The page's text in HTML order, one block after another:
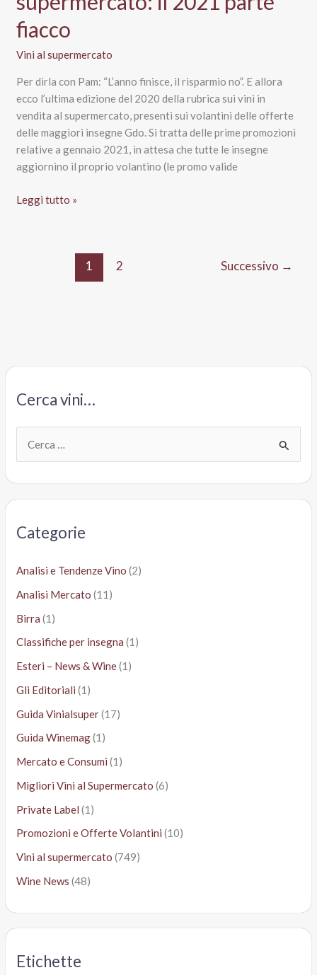
fiacco
Vini al supermercato
Per dirla con Pam: “L’anno finisce, il risparmio no”. E allora
ecco l’ultima edizione del 2020 della rubrica sui vini in
vendita al supermercato, presenti sui volantini delle offerte
delle maggiori insegne Gdo. Si tratta delle prime promozioni
relative a gennaio 2021, in attesa che tutte le insegne
aggiornino il proprio volantino (le promo valide
Vini
Leggi tutto »
1 2 Successivo →
Cerca vini…
Categorie
Analisi e Tendenze Vino (2)
Analisi Mercato (11)
Birra (1)
Classifiche per insegna (1)
Esteri – News & Wine(1)
Gli Editoriali (1)
Guida Vinialsuper(17)
Guida Winemag(1)
Mercato e Consumi (1)
Migliori Vini al Supermercato (6)
Private Label (1)
Promozioni e Offerte Volantini (10)
Vini al supermercato (749)
Wine News (48)
Etichette